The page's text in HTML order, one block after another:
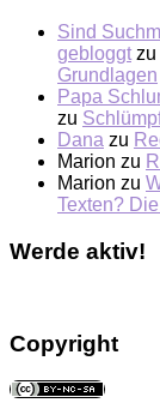
Sind
gebloggt zu
Grundlagen
Papa
zu
Dana zu
Marion zu
Marion zu
Texten?
Werde aktiv!
Copyright